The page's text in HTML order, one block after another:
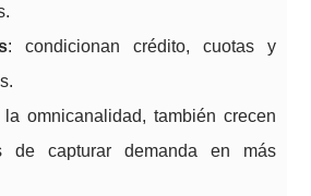
: condicionan crédito, cuotas y
omnicanalidad, también crecen
de capturar demanda en más